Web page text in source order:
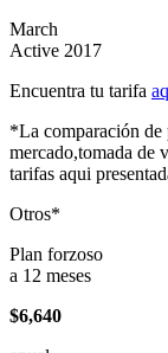
March
Active 2017
Encuentra tu tarifa
*La comparación de
mercado,tomada de
tarifas aqui
Otros*
Plan forzoso
a 12 meses
$6,640